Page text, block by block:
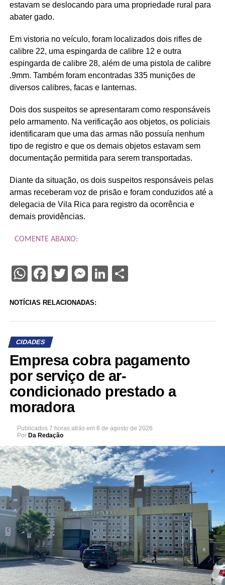
estavam se deslocando para uma propriedade rural para
abater gado.
Em vistoria no veículo, foram localizados dois rifles de
calibre 22, uma espingarda de calibre 12 e outra
espingarda de calibre 28, além de uma pistola de calibre
.9mm. Também foram encontradas 335 munições de
diversos calibres, facas e lanternas.
Dois dos suspeitos se apresentaram como responsáveis
pelo armamento. Na verificação aos objetos, os policiais
identificaram que uma das armas não possuía nenhum
tipo de registro e que os demais objetos estavam sem
documentação permitida para serem transportadas.
Diante da situação, os dois suspeitos responsáveis pelas
armas receberam voz de prisão e foram conduzidos até a
delegacia de Vila Rica para registro da ocorrência e
demais providências.
COMENTE ABAIXO:
WhatsApp
Facebook
Twitter
Messenger
LinkedIn
Share
NOTÍCIAS RELACIONADAS:
CIDADES
Empresa cobra pagamento
por serviço de ar-
condicionado prestado a
moradora
Publicados 7 horas atrás em 8 de agosto de 2026
Por Da Redação